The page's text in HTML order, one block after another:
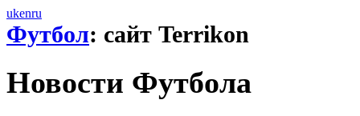
ukenru
Футбол: сайт Terrikon
Новости Футбола